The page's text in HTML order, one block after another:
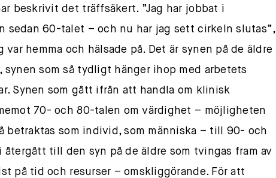
beskrivit det träffsäkert. ”Jag har jobbat i
sedan 60-talet – och nu har jag sett cirkeln slutas”,
var hemma och hälsade på. Det är synen på de äldre
synen som så tydligt hänger ihop med arbetets
Synen som gått ifrån att handla om klinisk
70- och 80-talen om värdighet – möjligheten
betraktas som individ, som människa – till 90- och
återgått till den syn på de äldre som tvingas fram av
på tid och resurser – omskliggörande. För att